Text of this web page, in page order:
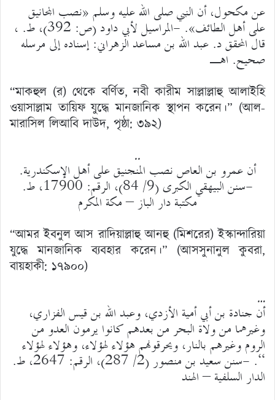
عن مكحول، أن النبي صلى الله عليه وسلم «نصب المجانيق
على أهل الطائف». -المراسيل لأبي داود (ص: 392)، ط. ،
قال المحقق د. عبد الله بن مساعد الزهراني: إسناده إلى مرسله
صحيح. اهـ
“মাকহুল (র) থেকে বর্ণিত, নবী কারীম সাল্লাল্লাহু আলাইহি
ওয়াসাল্লাম তায়িফ যুদ্ধে মানজানিক স্থাপন করেন।” (আল-
মারাসিল লিআবি দাউদ, ‍পৃষ্ঠা: ৩৯২)
..
أن عمرو بن العاص نصب المنجنيق على أهل الإسكندرية.
-سنن البيهقي الكبرى (9/ 84)، الرقم: 17900، ط.
مكتبة دار الباز – مكة المكرم
“আমর ইবনুল আস রাদিয়াল্লাহু আনহু (মিশরের) ইস্কান্দারিয়া
যুদ্ধে মানজানিক ব্যবহার করেন।” (আসসুনানুল কুবরা,
বায়হাকী: ১৭৯০০)
…
أن جنادة بن أبي أمية الأزدي، وعبد الله بن قيس الفزاري،
وغيرهما من ولاة البحر من بعدهم كانوا يرمون العدو من
الروم وغيرهم بالنار، ويحرقونهم هؤلاء لهؤلاء، وهؤلاء لهؤلاء
“. -سنن سعيد بن منصور (2/ 287)، الرقم: 2647، ط.
الدار السلفية – الهند